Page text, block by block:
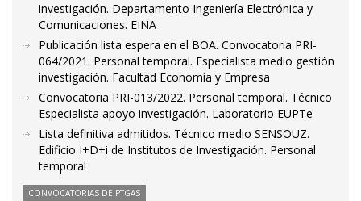
investigación. Departamento Ingeniería Electrónica y
Comunicaciones. EINA
Publicación lista espera en el BOA. Convocatoria PRI-
064/2021. Personal temporal. Especialista medio gestión
investigación. Facultad Economía y Empresa
Convocatoria PRI-013/2022. Personal temporal. Técnico
Especialista apoyo investigación. Laboratorio EUPTe
Lista definitiva admitidos. Técnico medio SENSOUZ.
Edificio I+D+i de Institutos de Investigación. Personal
temporal
CONVOCATORIAS DE PTGAS